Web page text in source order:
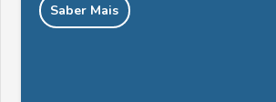
Saber Mais